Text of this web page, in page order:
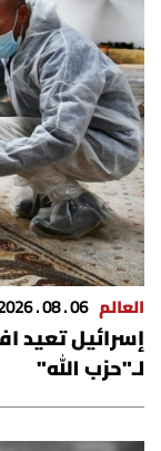
العالم 06 . 08 . 2026
إسرائيل تعيد
لـ"حزب الله"